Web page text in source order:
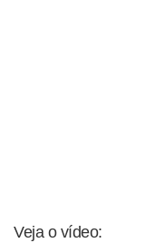
Veja o vídeo: